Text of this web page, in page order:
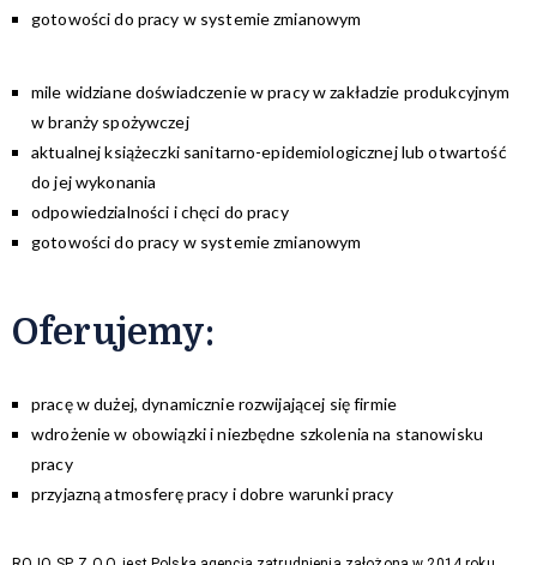
gotowości do pracy w systemie zmianowym
mile widziane doświadczenie w pracy w zakładzie produkcyjnym
w branży spożywczej
aktualnej książeczki sanitarno-epidemiologicznej lub otwartość
do jej wykonania
odpowiedzialności i chęci do pracy
gotowości do pracy w systemie zmianowym
Oferujemy:
pracę w dużej, dynamicznie rozwijającej się firmie
wdrożenie w obowiązki i niezbędne szkolenia na stanowisku
pracy
przyjazną atmosferę pracy i dobre warunki pracy